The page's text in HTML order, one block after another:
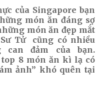
của Singapore bạn
món ăn đáng sợ
món ăn đẹp mắt
Tử cũng có nhiều
đảm của bạn.
top 8 món ăn kì lạ có
ảnh” khó quên tại